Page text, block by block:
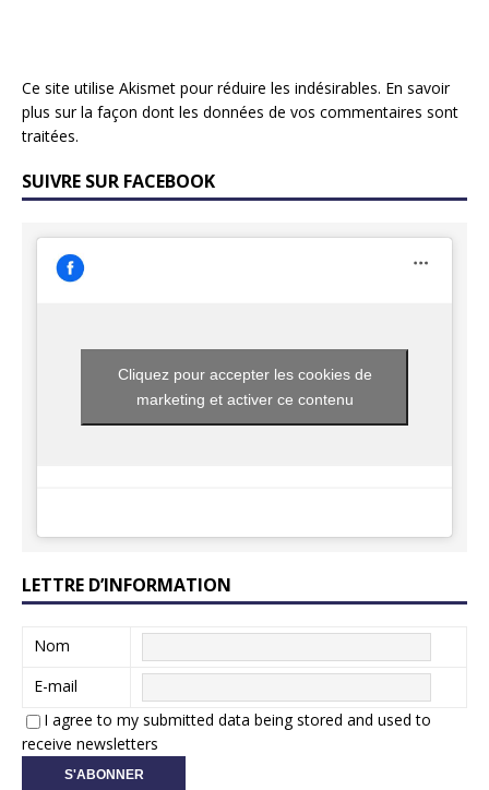
Ce site utilise Akismet pour réduire les indésirables. En savoir
plus sur la façon dont les données de vos commentaires sont
traitées.
SUIVRE SUR FACEBOOK
Cliquez pour accepter les cookies de
marketing et activer ce contenu
LETTRE D’INFORMATION
Nom
E-mail
I agree to my submitted data being stored and used to
receive newsletters